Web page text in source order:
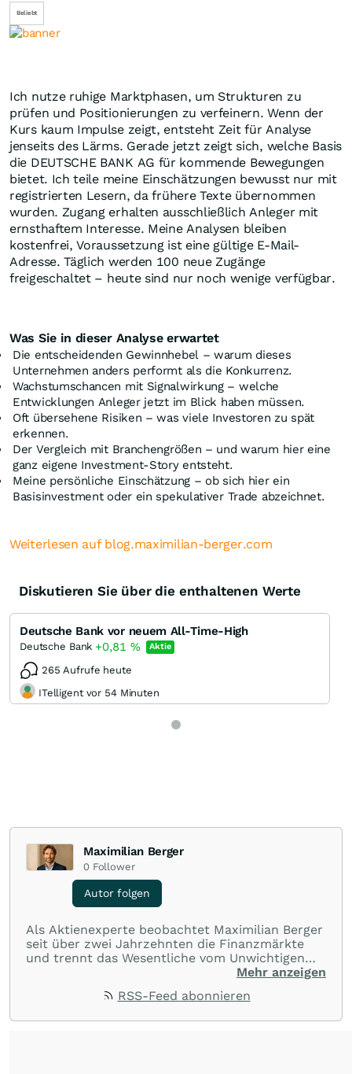
Beliebt
Ich nutze ruhige Marktphasen, um Strukturen zu
prüfen und Positionierungen zu verfeinern. Wenn der
Kurs kaum Impulse zeigt, entsteht Zeit für Analyse
jenseits des Lärms. Gerade jetzt zeigt sich, welche Basis
die DEUTSCHE BANK AG für kommende Bewegungen
bietet. Ich teile meine Einschätzungen bewusst nur mit
registrierten Lesern, da frühere Texte übernommen
wurden. Zugang erhalten ausschließlich Anleger mit
ernsthaftem Interesse. Meine Analysen bleiben
kostenfrei, Voraussetzung ist eine gültige E-Mail-
Adresse. Täglich werden 100 neue Zugänge
freigeschaltet – heute sind nur noch wenige verfügbar.
Was Sie in dieser Analyse erwartet
Die entscheidenden Gewinnhebel – warum dieses
Unternehmen anders performt als die Konkurrenz.
Wachstumschancen mit Signalwirkung – welche
Entwicklungen Anleger jetzt im Blick haben müssen.
Oft übersehene Risiken – was viele Investoren zu spät
erkennen.
Der Vergleich mit Branchengrößen – und warum hier eine
ganz eigene Investment-Story entsteht.
Meine persönliche Einschätzung – ob sich hier ein
Basisinvestment oder ein spekulativer Trade abzeichnet.
Weiterlesen auf blog.maximilian-berger.com
Diskutieren Sie über die enthaltenen Werte
Deutsche Bank vor neuem All-Time-High
Deutsche Bank +0,81 % Aktie
265 Aufrufe heute
ITelligent vor 54 Minuten
Maximilian Berger
0 Follower
Autor folgen
Als Aktienexperte beobachtet Maximilian Berger
seit über zwei Jahrzehnten die Finanzmärkte
und trennt das Wesentliche vom Unwichtigen
und liefert wöchentlich klare, unabhängige
und Renditen liefern.
Mehr anzeigen
RSS-Feed abonnieren